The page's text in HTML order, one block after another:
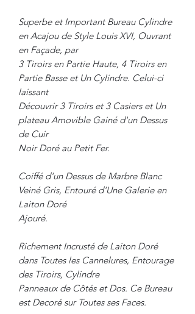
Superbe et Important Bureau Cylindre
en Acajou de Style Louis XVI, Ouvrant
en Façade, par
3 Tiroirs en Partie Haute, 4 Tiroirs en
Partie Basse et Un Cylindre. Celui-ci
laissant
Découvrir 3 Tiroirs et 3 Casiers et Un
plateau Amovible Gainé d'un Dessus
de Cuir
Noir Doré au Petit Fer.
Coiffé d'un Dessus de Marbre Blanc
Veiné Gris, Entouré d'Une Galerie en
Laiton Doré
Ajouré.
Richement Incrusté de Laiton Doré
dans Toutes les Cannelures, Entourage
des Tiroirs, Cylindre
Panneaux de Côtés et Dos. Ce Bureau
est Decoré sur Toutes ses Faces.